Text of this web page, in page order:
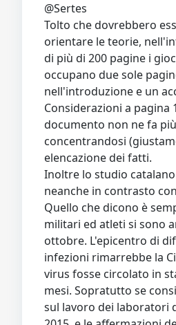
@Sertes
Tolto che dovrebbero
orientare le teorie,
di più di 200 pagine i
occupano due sole
nell'introduzione e un
Considerazioni a pagina
documento non ne fa
concentrandosi
elencazione dei fatti.
Inoltre lo studio
neanche in contrasto
Quello che dicono è
militari ed atleti si sono
ottobre. L'epicentro di
infezioni rimarrebbe la
virus fosse circolato in
mesi. Sopratutto se
sul lavoro dei laboratori